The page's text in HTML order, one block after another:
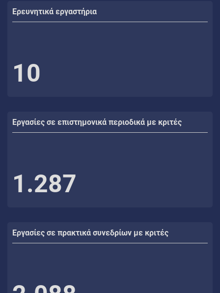
Ερευνητικά εργαστήρια
10
Εργασίες σε επιστημονικά περιοδικά με κριτές
1.287
Εργασίες σε πρακτικά συνεδρίων με κριτές